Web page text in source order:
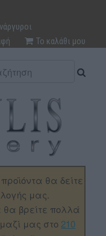
Το καλάθι μου
θα δείτε
μας.
βρείτε πολλά
μας στο 210